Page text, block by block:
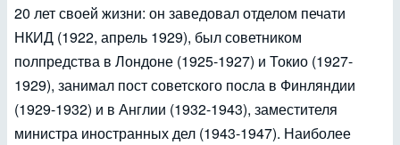
20 лет своей жизни: он заведовал отделом печати
НКИД (1922, апрель 1929), был советником
полпредства в Лондоне (1925-1927) и Токио (1927-
1929), занимал пост советского посла в Финляндии
(1929-1932) и в Англии (1932-1943), заместителя
министра иностранных дел (1943-1947). Наиболее